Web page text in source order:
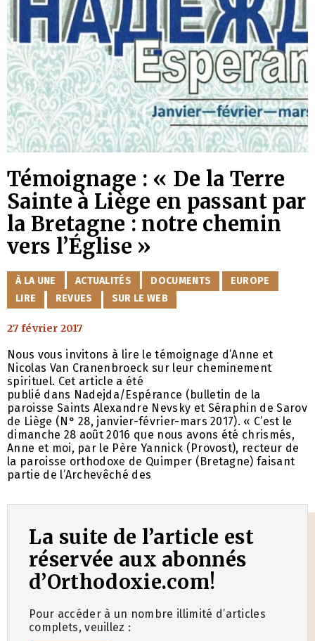
Témoignage : « De la Terre
Sainte à Liège en passant par
la Bretagne : notre chemin
vers l’Église »
CATÉGORIES
À LA UNE ACTUALITÉS DOCUMENTS
EUROPE
LIRE
REVUES SUR LE WEB
27 février 2017
Nous vous invitons à lire le témoignage d’Anne et
Nicolas Van Cranenbroeck sur leur cheminement
spirituel. Cet article a été
publié dans Nadejda/Espérance (bulletin de la
paroisse Saints Alexandre Nevsky et Séraphin de Sarov
de Liège (N° 28, janvier-février-mars 2017). « C’est le
dimanche 28 août 2016 que nous avons été chrismés,
Anne et moi, par le Père Yannick (Provost), recteur de
la paroisse orthodoxe de Quimper (Bretagne) faisant
partie de l’Archevêché des
La suite de l’article est
réservée aux abonnés
d’Orthodoxie.com!
Pour accéder à un nombre illimité d’articles
complets, veuillez :